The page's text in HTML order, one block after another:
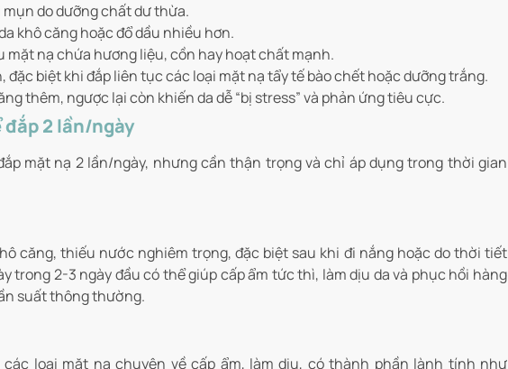
mụn do dưỡng chất dư thừa.
khô căng hoặc đổ dầu nhiều hơn.
mặt nạ chứa hương liệu, cồn hay hoạt chất mạnh.
đặc biệt khi đắp liên tục các loại mặt nạ tẩy tế bào chết hoặc dưỡng trắng.
thêm, ngược lại còn khiến da dễ “bị stress” và phản ứng tiêu cực.
2 lần/ngày
mặt nạ 2 lần/ngày, nhưng cần thận trọng và chỉ áp dụng trong thời gian
căng, thiếu nước nghiêm trọng, đặc biệt sau khi đi nắng hoặc do thời tiết
trong 2-3 ngày đầu có thể giúp cấp ẩm tức thì, làm dịu da và phục hồi hàng
suất thông thường.
loại mặt nạ chuyên về cấp ẩm, làm dịu, có thành phần lành tính như